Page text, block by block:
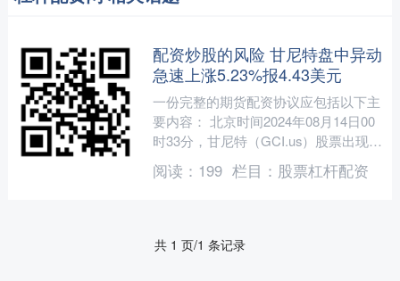
配资炒股的风险 甘尼特盘中异动
急速上涨5.23%报4.43美元
一份完整的期货配资协议应包括以下主
要内容： 北京时间2024年08月14日00
时33分，甘尼特（GCI.us）股票出现异
动，股价急速上涨5.23%。截至发稿，
该....
阅读： 199 栏目： 股票杠杆配资
共 1 页/1 条记录